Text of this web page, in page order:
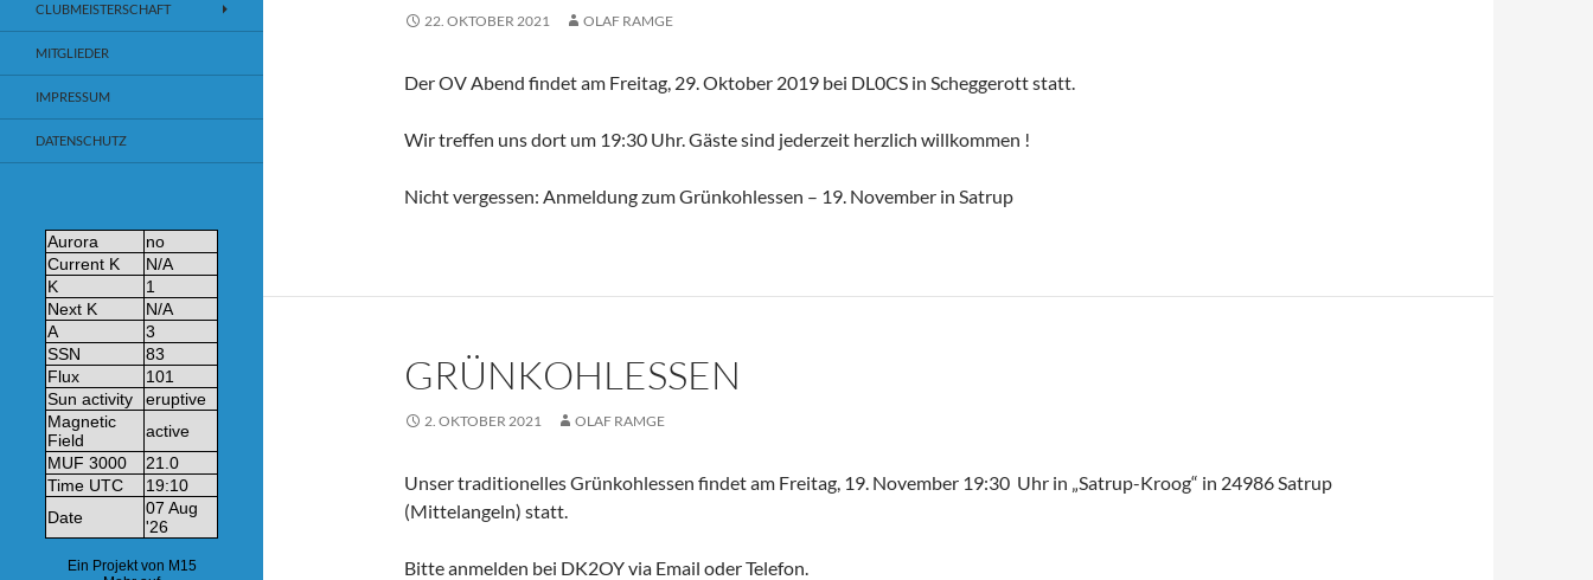
22. OKTOBER 2021 OLAF RAMGE
Der OV Abend findet am Freitag, 29. Oktober 2019 bei DL0CS in Scheggerott statt.
Wir treffen uns dort um 19:30 Uhr. Gäste sind jederzeit herzlich willkommen !
Nicht vergessen: Anmeldung zum Grünkohlessen – 19. November in Satrup
GRÜNKOHLESSEN
2. OKTOBER 2021 OLAF RAMGE
Unser traditionelles Grünkohlessen findet am Freitag, 19. November 19:30 Uhr in „Satrup-Kroog“ in 24986 Satrup
(Mittelangeln) statt.
Bitte anmelden bei DK2OY via Email oder Telefon.
CLUBMEISTERSCHAFT
MITGLIEDER
IMPRESSUM
DATENSCHUTZ